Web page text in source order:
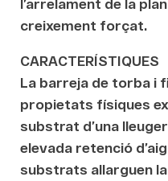
creixement forçat.
CARACTERÍSTIQUES
La barreja de torba i
propietats físiques
substrat d’una
elevada retenció
substrats allarguen